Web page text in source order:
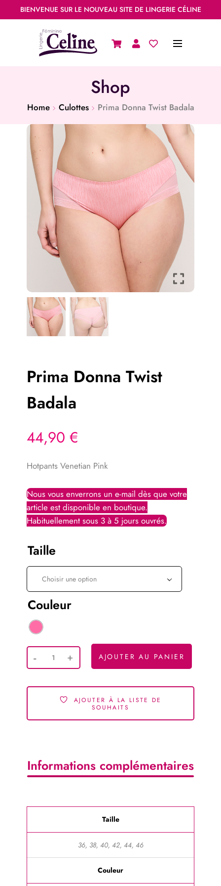
BIENVENUE SUR LE NOUVEAU SITE DE LINGERIE CÉLINE
Shop
Home Culottes Prima Donna Twist Badala
Prima Donna Twist
Badala
44,90 €
Hotpants Venetian Pink
Taille
Choisir une option
Couleur
AJOUTER AU PANIER
AJOUTER À LA LISTE DE
SOUHAITS
Informations complémentaires
Taille
36, 38, 40, 42, 44, 46
Couleur